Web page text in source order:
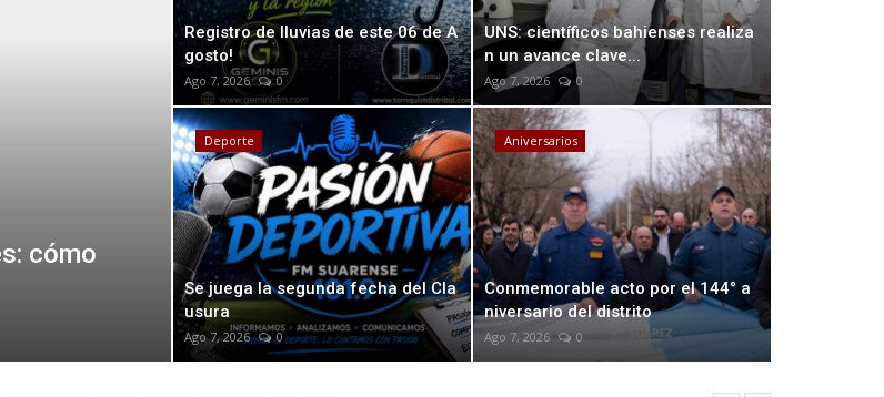
cómo
Hablemos de salud mental
Dic 17, 2025 0
Registro de lluvias de este 06 de A
gosto!
Ago 7, 2026 0
UNS: científicos bahienses realiza
n un avance clave...
Ago 7, 2026 0
Deporte
Se juega la segunda fecha del Cla
usura
Ago 7, 2026 0
Aniversarios
Conmemorable acto por el 144° a
niversario del distrito
Ago 7, 2026 0